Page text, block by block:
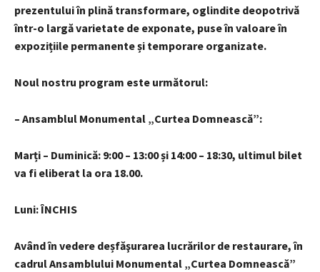
prezentului în plină transformare, oglindite deopotrivă
într-o largă varietate de exponate, puse în valoare în
expozițiile permanente și temporare organizate.
Noul nostru program este următorul:
– Ansamblul Monumental „Curtea Domnească”:
Marți – Duminică: 9:00 – 13:00 și 14:00 – 18:30, ultimul bilet
va fi eliberat la ora 18.00.
Luni: ÎNCHIS
Având în vedere deșfăşurarea lucrărilor de restaurare, în
cadrul Ansamblului Monumental „Curtea Domnească”